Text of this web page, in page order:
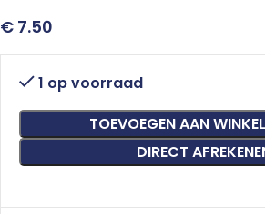
€ 7.50
1 op voorraad
TOEVOEGEN AAN
DIRECT